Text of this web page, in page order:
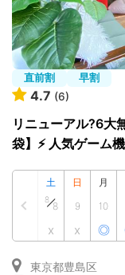
運営会社
プライバシーポ
利用規約
特定商取引法
FAQ・お問い合
直前割 早割
4.7 (6)
リニューアル?6大
袋】⚡️ 人気ゲーム
土
8
8
x
日
9
x
月
10
◎
東京都豊島区